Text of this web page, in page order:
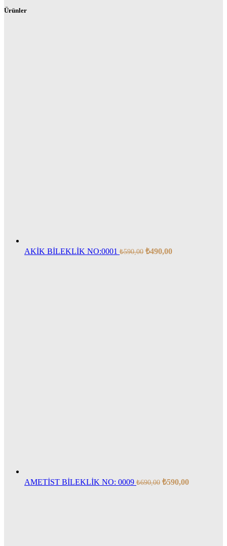
Ürünler
AKİK BİLEKLİK NO:0001 ₺590,00 ₺490,00
AMETİST BİLEKLİK NO: 0009 ₺690,00 ₺590,00